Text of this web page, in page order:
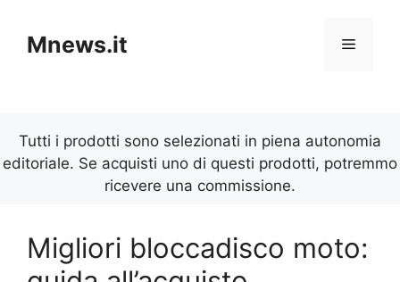
contenuto
Mnews.it Menu
Tutti i prodotti sono selezionati in piena autonomia
editoriale. Se acquisti uno di questi prodotti, potremmo
ricevere una commissione.
Migliori bloccadisco moto: